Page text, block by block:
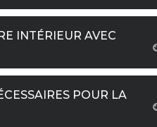
INTÉRIEUR AVEC
POUR LA